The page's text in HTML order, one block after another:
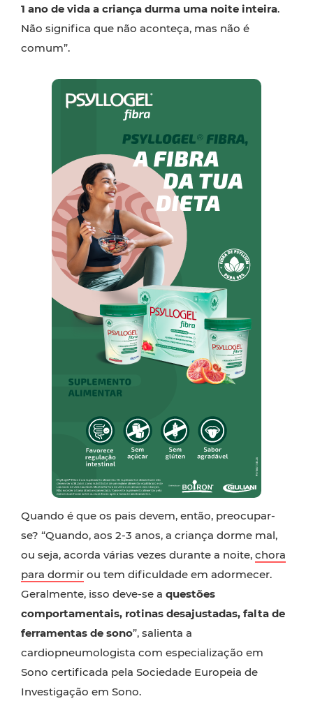
1 ano de vida a criança durma uma noite inteira.
Não significa que não aconteça, mas não é
comum”.
Quando é que os pais devem, então, preocupar-
se? “Quando, aos 2-3 anos, a criança dorme mal,
ou seja, acorda várias vezes durante a noite, chora
para dormir ou tem dificuldade em adormecer.
Geralmente, isso deve-se a questões
comportamentais, rotinas desajustadas, falta de
ferramentas de sono”, salienta a
cardiopneumologista com especialização em
Sono certificada pela Sociedade Europeia de
Investigação em Sono.